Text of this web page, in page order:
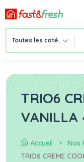
Toutes les catégories
TRIO6
VANILLA
Accueil
Nos
TRIO6 CREME